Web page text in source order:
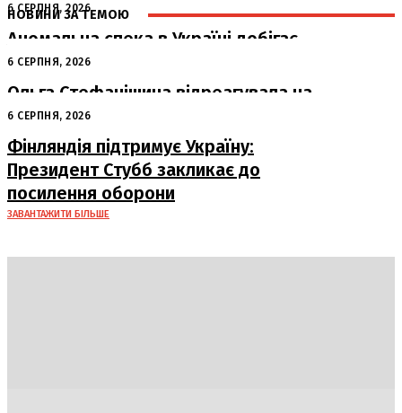
НОВИНИ ЗА ТЕМОЮ
6 СЕРПНЯ, 2026
Аномальна спека в Україні добігає
кінця: очікується похолодання
6 СЕРПНЯ, 2026
Ольга Стефанішина відреагувала на
підозри від НАБУ та САП
6 СЕРПНЯ, 2026
Фінляндія підтримує Україну:
Президент Стубб закликає до
посилення оборони
ЗАВАНТАЖИТИ БІЛЬШЕ